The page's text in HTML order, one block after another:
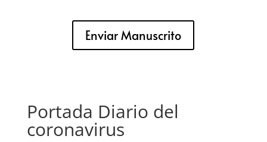
Enviar Manuscrito
Portada Diario del
coronavirus